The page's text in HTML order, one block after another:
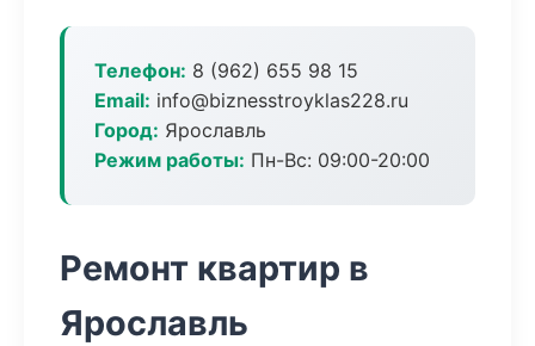
Телефон: 8 (962) 655 98 15
Email: info@biznesstroyklas228.ru
Город: Ярославль
Режим работы: Пн-Вс: 09:00-20:00
Ремонт квартир в
Ярославль